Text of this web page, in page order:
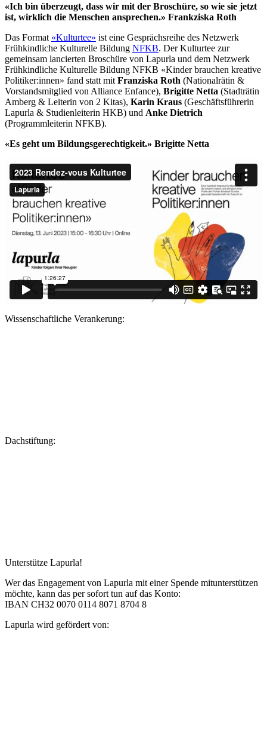
«Ich bin überzeugt, dass wir mit der Broschüre, so wie sie jetzt
ist, wirklich die Menschen ansprechen.» Frankziska Roth
Das Format «Kulturtee» ist eine Gesprächsreihe des Netzwerk
Frühkindliche Kulturelle Bildung NFKB. Der Kulturtee zur
gemeinsam lancierten Broschüre von Lapurla und dem Netzwerk
Frühkindliche Kulturelle Bildung NFKB «Kinder brauchen kreative
Politiker:innen» fand statt mit Franziska Roth (Nationalrätin &
Vorstandsmitglied von Alliance Enfance), Brigitte Netta (Stadträtin
Amberg & Leiterin von 2 Kitas), Karin Kraus (Geschäftsführerin
Lapurla & Studienleiterin HKB) und Anke Dietrich
(Programmleiterin NFKB).
«Es geht um Bildungsgerechtigkeit.» Brigitte Netta
Wissenschaftliche Verankerung:
Dachstiftung:
Unterstütze Lapurla!
Wer das Engagement von Lapurla mit einer Spende mitunterstützen
möchte, kann das per sofort tun auf das Konto:
IBAN CH32 0070 0114 8071 8704 8
Lapurla wird gefördert von: